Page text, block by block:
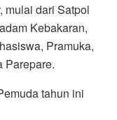
mulai dari Satpol
Kebakaran,
Pramuka,
Parepare.
tahun ini